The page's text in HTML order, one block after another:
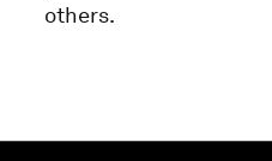
others.